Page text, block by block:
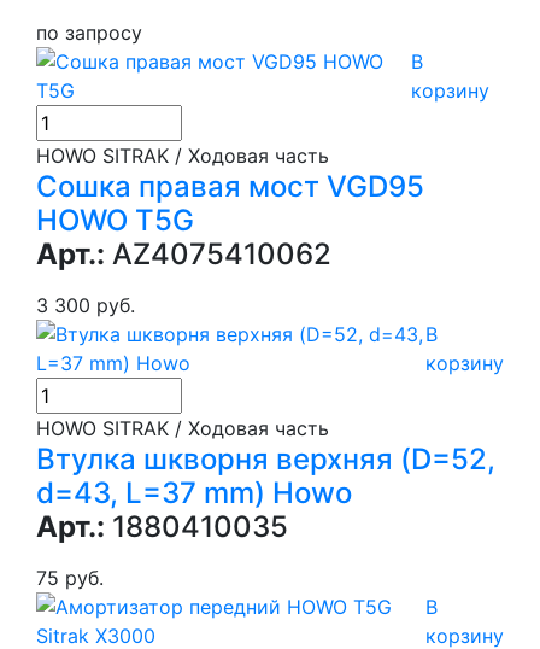
по запросу
В
корзину
HOWO SITRAK / Ходовая часть
Сошка правая мост VGD95
HOWO T5G
Арт.: AZ4075410062
3 300 руб.
В
корзину
HOWO SITRAK / Ходовая часть
Втулка шкворня верхняя (D=52,
d=43, L=37 mm) Howo
Арт.: 1880410035
75 руб.
В
корзину